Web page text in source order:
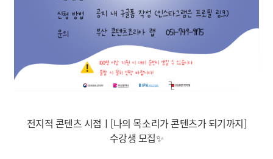
전지적 콘텐츠 시점ㅣ[나의 목소리가 콘텐츠가 되기까지]
수강생 모집✨